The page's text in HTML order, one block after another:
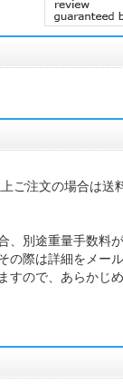
ご注文の場合は送
、別途重量手数料
の際は詳細をメー
すので、あらかじ